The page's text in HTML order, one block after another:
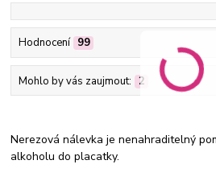
Hodnocení 99
Mohlo by vás zaujmout: 2
Nerezová nálevka je nenahraditelný
alkoholu do placatky.